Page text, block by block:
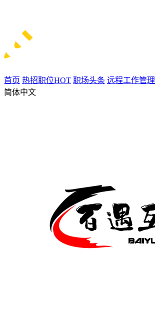
首页 热招职位HOT 职场头条 远程工作管理
简体中文